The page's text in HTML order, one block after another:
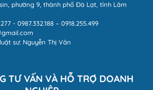
phường 9, thành phố Đà Lạt, tỉnh Lâm
- 0987.332.188 – 0918.255.499
sư: Nguyễn Thị Vân
TƯ VẤN VÀ HỖ TRỢ DOANH